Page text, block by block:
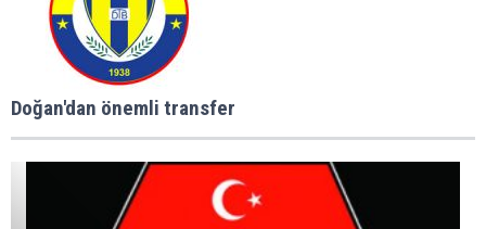
Doğan'dan önemli transfer